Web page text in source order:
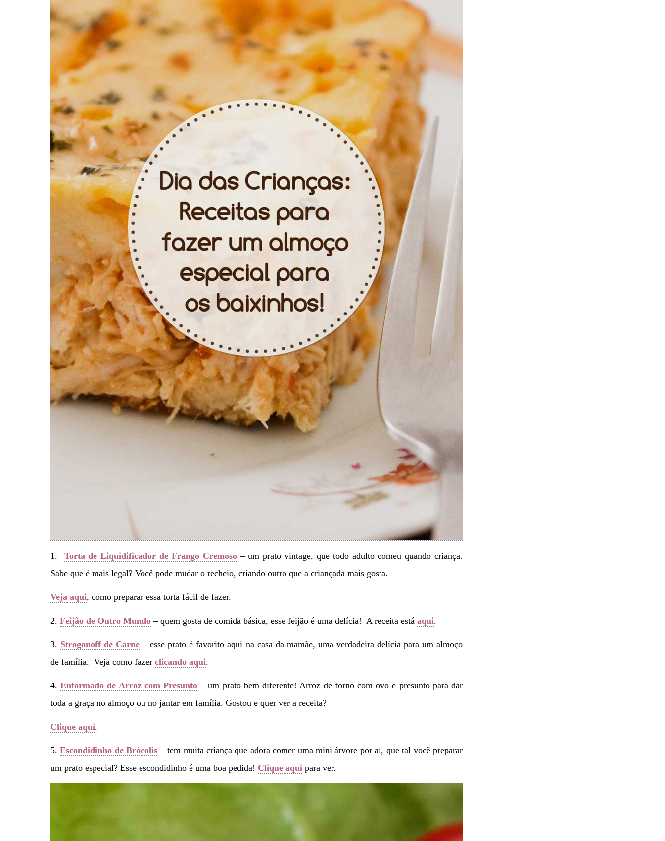
1. Torta de Liquidificador de Frango Cremoso– um prato vintage, que todo adulto comeu quando criança.
Sabe que é mais legal? Você pode mudar o recheio, criando outro que a criançada mais gosta.
Veja aqui, como preparar essa torta fácil de fazer.
2. Feijão de Outro Mundo – quem gosta de comida básica, esse feijão é uma delícia! A receita está aqui.
3. Strogonoff de Carne – esse prato é favorito aqui na casa da mamãe, uma verdadeira delícia para um almoço
de família. Veja como fazer clicando aqui.
4.Enformado de Arroz com Presunto – um prato bem diferente! Arroz de forno com ovo e presunto para dar
toda a graça no almoço ou no jantar em família. Gostou e quer ver a receita?
Clique aqui.
5.Escondidinho de Brócolis – tem muita criança que adora comer uma mini árvore por aí, que tal você preparar
um prato especial? Esse escondidinho é uma boa pedida! Clique aqui para ver.